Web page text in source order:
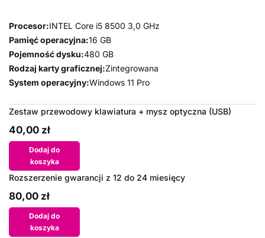
Procesor:INTEL Core i5 8500 3,0 GHz
Pamięć operacyjna:16 GB
Pojemność dysku:480 GB
Rodzaj karty graficznej:Zintegrowana
System operacyjny:Windows 11 Pro
Zestaw przewodowy klawiatura + mysz optyczna (USB)
40,00 zł
Dodaj do
koszyka
Rozszerzenie gwarancji z 12 do 24 miesięcy
80,00 zł
Dodaj do
koszyka